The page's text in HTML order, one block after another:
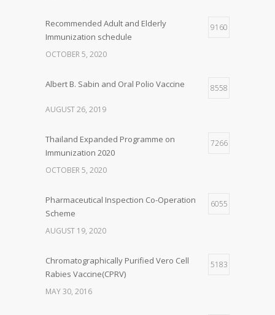
Recommended Adult and Elderly
Immunization schedule
9160
OCTOBER 5, 2020
Albert B. Sabin and Oral Polio Vaccine 8558
AUGUST 26, 2019
Thailand Expanded Programme on
Immunization 2020
7266
OCTOBER 5, 2020
Pharmaceutical Inspection Co-Operation
Scheme
6055
AUGUST 19, 2020
Chromatographically Purified Vero Cell
Rabies Vaccine(CPRV)
5183
MAY 30, 2016